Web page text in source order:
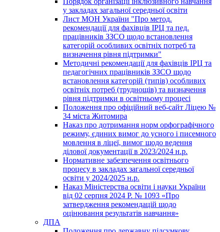
у закладах загальної середньої освіти
Лист МОН України "Про метод.
рекомендації для фахівців ІРЦ та пед.
працівників ЗЗСО щодо встановлення
категорій особливих освітніх потреб та
визначення рівня підтримки"
Методичні рекомендації для фахівців ІРЦ та
педагогічних працівників ЗЗСО щодо
встановлення категорій (типів) особливих
освітніх потреб (труднощів) та визначення
рівня підтримки в освітньому процесі
Положення про офіційний веб-сайт Ліцею №
34 міста Житомира
Наказ про дотримання норм орфографічного
режиму, єдиних вимог до усного і писемного
мовлення в ліцеї, вимог щодо ведення
ділової документації в 2023/2024 н.р.
Нормативне забезпечення освітнього
процесу в закладах загальної середньої
освіти у 2024/2025 н.р.
Наказ Міністерства освіти і науки України
від 02 серпня 2024 Р. № 1093 «Про
затвердження рекомендацій щодо
оцінювання результатів навчання»
ДПА